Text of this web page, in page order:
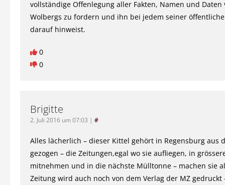
vollständige Offenlegung aller Fakten, Namen und Daten
Wolbergs zu fordern und ihn bei jedem seiner
darauf hinweist.
0
0
Brigitte
2. Juli 2016 um 07:03 | #
Alles lächerlich – dieser Kittel gehört in Regensburg aus
gezogen – die Zeitungen,egal wo sie aufliegen, in
mitnehmen und in die nächste Mülltonne – machen sie
Zeitung wird auch noch von dem Verlag der MZ gedruckt